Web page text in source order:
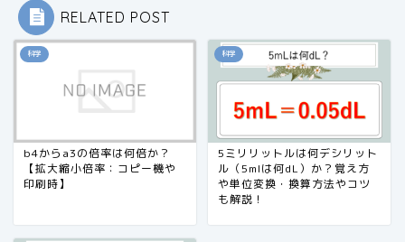
RELATED POST
科学
b4からa3の倍率は何倍か？
【拡大縮小倍率：コピー機や
印刷時】
科学
5ミリリットルは何デシリット
ル（5mlは何dL）か？覚え方
や単位変換・換算方法やコツ
も解説！